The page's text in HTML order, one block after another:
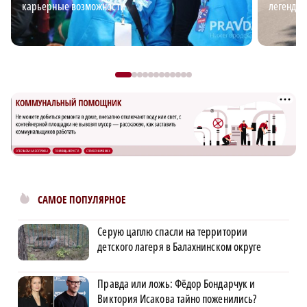
карьерные возможности
САМОЕ ПОПУЛЯРНОЕ
Серую цаплю спасли на территории
детского лагеря в Балахнинском округе
Правда или ложь: Фёдор Бондарчук и
Виктория Исакова тайно поженились?